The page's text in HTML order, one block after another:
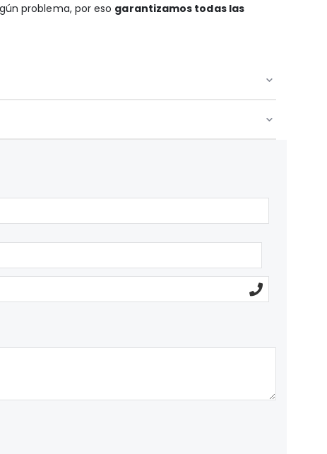
problema, por eso garantizamos todas las